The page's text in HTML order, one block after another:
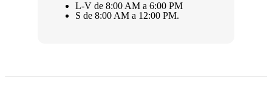
L-V de 8:00 AM a 6:00 PM
S de 8:00 AM a 12:00 PM.